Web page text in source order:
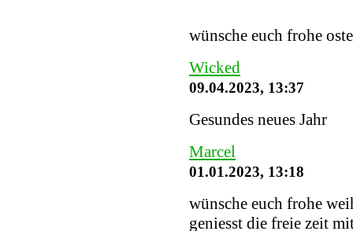
wünsche euch frohe
Wicked
09.04.2023, 13:37
Gesundes neues Jahr
Marcel
01.01.2023, 13:18
wünsche euch frohe
geniesst die freie zeit